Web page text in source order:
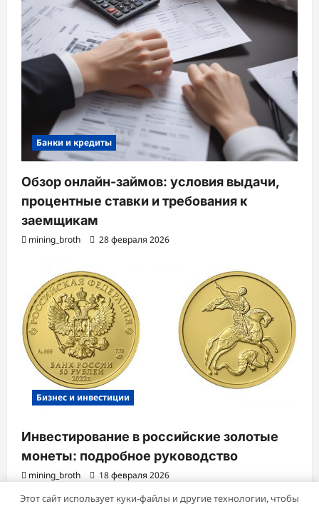
Банки и кредиты
Обзор онлайн-займов: условия выдачи,
процентные ставки и требования к
заемщикам
mining_broth 28 февраля 2026
Бизнес и инвестиции
Инвестирование в российские золотые
монеты: подробное руководство
mining_broth 18 февраля 2026
Этот сайт использует куки-файлы и другие технологии, чтобы